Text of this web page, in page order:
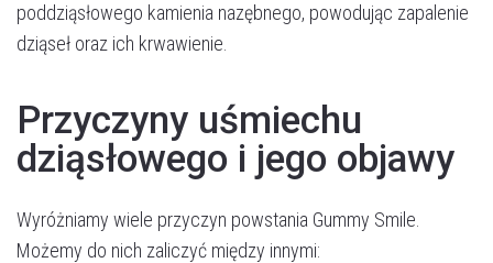
poddziąsłowego kamienia nazębnego, powodując zapalenie
dziąseł oraz ich krwawienie.
Przyczyny uśmiechu
dziąsłowego i jego objawy
Wyróżniamy wiele przyczyn powstania Gummy Smile.
Możemy do nich zaliczyć między innymi: